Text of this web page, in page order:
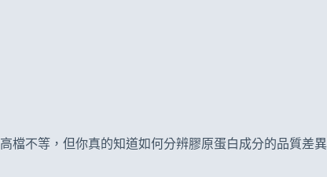
檔不等，但你真的知道如何分辨膠原蛋白成分的品質差異